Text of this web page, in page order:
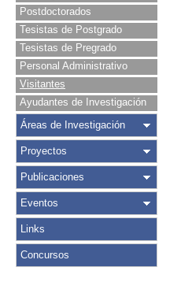
Postdoctorados
Tesistas de Postgrado
Tesistas de Pregrado
Personal Administrativo
Visitantes
Ayudantes de Investigación
Áreas de Investigación
Proyectos
Publicaciones
Eventos
Links
Concursos